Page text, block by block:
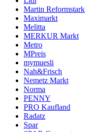
Martin Reformstark
Maximarkt
Melitta
MERKUR Markt
Metro
MPreis
mymuesli
Nah&Frisch
Nemetz Markt
Norma
PENNY
PRO Kaufland
Radatz
Spar